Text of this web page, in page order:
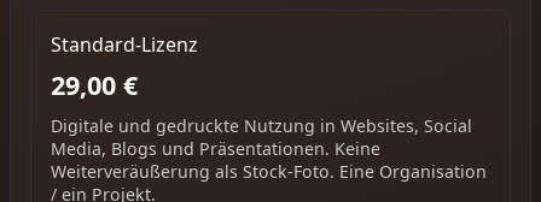
Standard-Lizenz
29,00 €
Digitale und gedruckte Nutzung in Websites, Social
Media, Blogs und Präsentationen. Keine
Weiterveräußerung als Stock-Foto. Eine Organisation
/ ein Projekt.